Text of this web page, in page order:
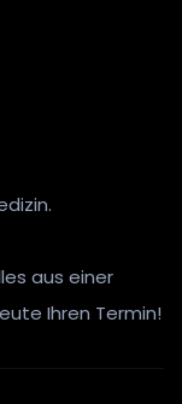
aus einer
Ihren Termin!